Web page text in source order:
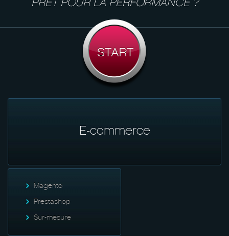
E-commerce
Magento
Prestashop
Sur-mesure